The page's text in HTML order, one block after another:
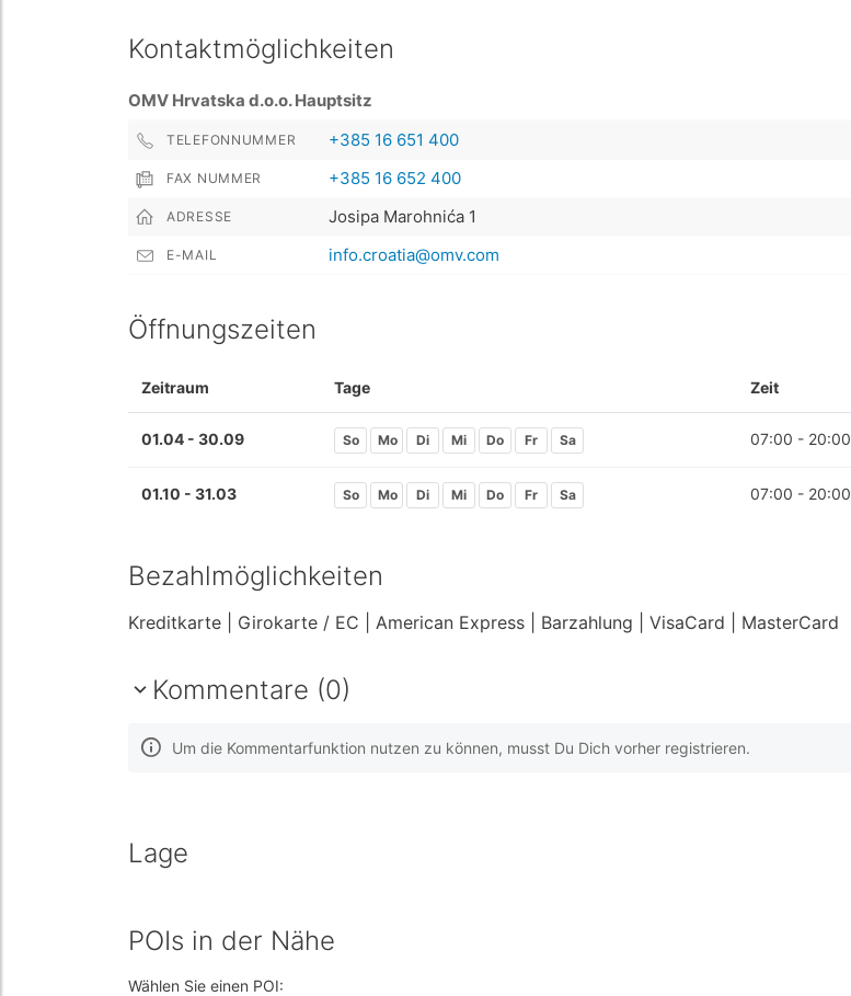
Kontaktmöglichkeiten
OMV Hrvatska d.o.o. Hauptsitz
TELEFONNUMMER +385 16 651 400
FAX NUMMER +385 16 652 400
ADRESSE Josipa Marohnića 1
E-MAIL info.croatia@omv.com
Öffnungszeiten
Zeitraum Tage Zeit
01.04 - 30.09 So Mo Di Mi Do Fr Sa 07:00 - 20:00
01.10 - 31.03 So Mo Di Mi Do Fr Sa 07:00 - 20:00
Bezahlmöglichkeiten
Kreditkarte | Girokarte / EC | American Express | Barzahlung | VisaCard | MasterCard
Kommentare (0)
Um die Kommentarfunktion nutzen zu können, musst Du Dich vorher registrieren.
Lage
POIs in der Nähe
Wählen Sie einen POI: